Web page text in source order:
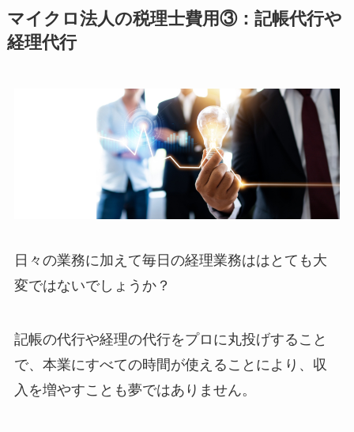
マイクロ法人の税理士費用③：記帳代行や
経理代行
日々の業務に加えて毎日の経理業務ははとても大
変ではないでしょうか？
記帳の代行や経理の代行をプロに丸投げすること
で、本業にすべての時間が使えることにより、収
入を増やすことも夢ではありません。